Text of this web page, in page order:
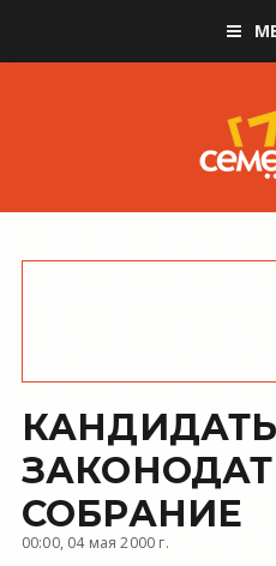
СОБРАНИЕ
00:00, 04 мая 2000 г.